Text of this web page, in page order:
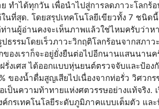
ทำได้ทุกวัน เพื่อนำไปสู่การลดภาวะโลกร้
ที่สุด. โดยสรุปเทคโนโลยีเขียวทั้ง 7 ชนิดนี้
านผู้อ่านคงจะเห็นภาพแล้วใช่ไหมครับว่าหา
ธรรมโดยเร็วภาวะวิกฤติโลกร้อนจากสภาว
องเราก็จะอยู่ยั่งยืนต่อไปอีกนานแสนนาน
รั่งเศส ได้ออกแบบหุ่นยนต์ตรวจจับและป้อง
ของน้ำดื่มสูญเสียไปเนื่องจากท่อรั่ว วิศวกร
ป็นความท้าทายแห่งศตวรรษอย่างแท้จริง.
ค์กรเทคโนโลยีระดับภูมิภาคแบบเต็มตัว แล